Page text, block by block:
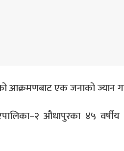
आक्रमणबाट एक जनाको ज्यान
औधापुरका ४५